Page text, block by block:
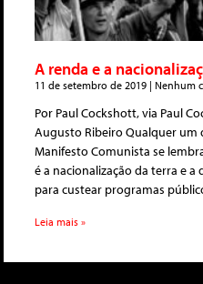
A renda e a
11 de setembro de 2019 Nenhum
Por Paul Cockshott, via Paul
Augusto Ribeiro Qualquer
Manifesto Comunista se
é a nacionalização da terra e
para custear programas
Leia mais »